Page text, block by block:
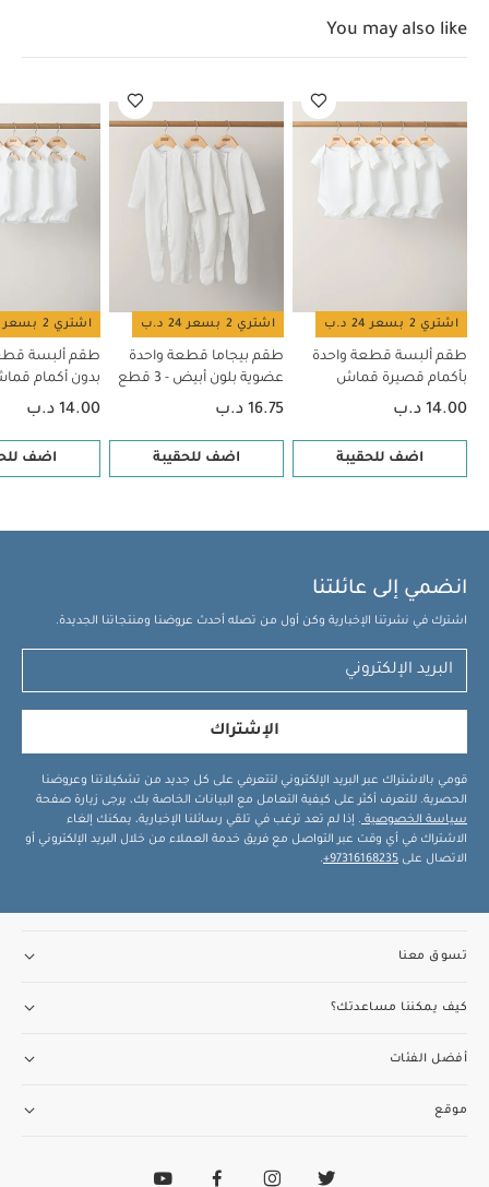
You may also like
اشتري 2 بسعر 24 د.ب
طقم ألبسة قطعة واحدة
بأكمام قصيرة قماش
عضوي بلون أبيض - 5 قطع
14.00 د.ب
اضف للحقيبة
اشتري 2 بسعر 24 د.ب
طقم بيجاما قطعة واحدة
عضوية بلون أبيض - 3 قطع
16.75 د.ب
اضف للحقيبة
اشتري 2 بسعر 24 د.ب
طقم ألبسة
بدون أكمام
بلون أبيض - 5 قطع
14.00 د.ب
اضف
انضمي إلى عائلتنا
اشترك في نشرتنا الإخبارية وكن أول من تصله أحدث عروضنا ومنتجاتنا الجديدة.
الإشتراك
قومي بالاشتراك عبر البريد الإلكتروني لتتعرفي على كل جديد من تشكيلاتنا وعروضنا
الحصرية. للتعرف أكثر على كيفية التعامل مع البيانات الخاصة بك، يرجى زيارة صفحة
سياسة الخصوصية . إذا لم تعد ترغب في تلقي رسائلنا الإخبارية، يمكنك إلغاء
الاشتراك في أي وقت عبر التواصل مع فريق خدمة العملاء من خلال البريد الإلكتروني أو
الاتصال على 97316168235+
.
تسوق معنا
كيف يمكننا مساعدتك؟
أفضل الفئات
موقع